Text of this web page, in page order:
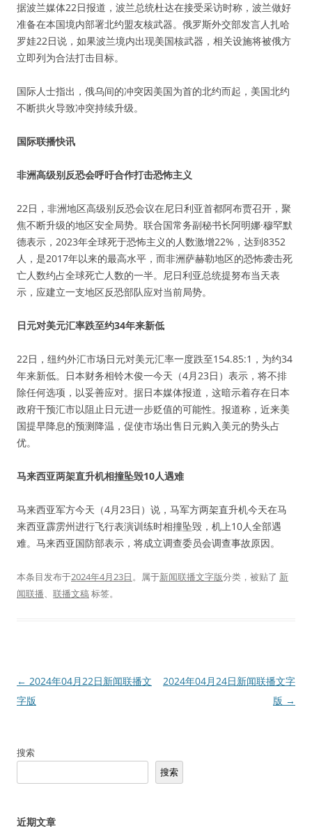
据波兰媒体22日报道，波兰总统杜达在接受采访时称，波兰做好
准备在本国境内部署北约盟友核武器。俄罗斯外交部发言人扎哈
罗娃22日说，如果波兰境内出现美国核武器，相关设施将被俄方
立即列为合法打击目标。
国际人士指出，俄乌间的冲突因美国为首的北约而起，美国北约
不断拱火导致冲突持续升级。
国际联播快讯
非洲高级别反恐会呼吁合作打击恐怖主义
22日，非洲地区高级别反恐会议在尼日利亚首都阿布贾召开，聚
焦不断升级的地区安全局势。联合国常务副秘书长阿明娜·穆罕默
德表示，2023年全球死于恐怖主义的人数激增22%，达到8352
人，是2017年以来的最高水平，而非洲萨赫勒地区的恐怖袭击死
亡人数约占全球死亡人数的一半。尼日利亚总统提努布当天表
示，应建立一支地区反恐部队应对当前局势。
日元对美元汇率跌至约34年来新低
22日，纽约外汇市场日元对美元汇率一度跌至154.85:1，为约34
年来新低。日本财务相铃木俊一今天（4月23日）表示，将不排
除任何选项，以妥善应对。据日本媒体报道，这暗示着存在日本
政府干预汇市以阻止日元进一步贬值的可能性。报道称，近来美
国提早降息的预测降温，促使市场出售日元购入美元的势头占
优。
马来西亚两架直升机相撞坠毁10人遇难
马来西亚军方今天（4月23日）说，马军方两架直升机今天在马
来西亚霹雳州进行飞行表演训练时相撞坠毁，机上10人全部遇
难。马来西亚国防部表示，将成立调查委员会调查事故原因。
本条目发布于2024年4月23日。属于新闻联播文字版分类，被贴了 新
闻联播、 联播文稿标签。
文
章
← 2024年04月22日新闻联播文
字版
2024年04月24日新闻联播文字
版 →
搜索
搜索
近期文章